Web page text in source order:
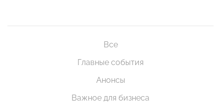
Все
Главные события
Анонсы
Важное для бизнеса